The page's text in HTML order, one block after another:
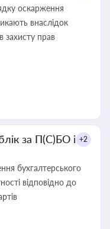
оскарження
внаслідок
захисту прав
за П(С)БО і +2
бухгалтерського
відповідно до